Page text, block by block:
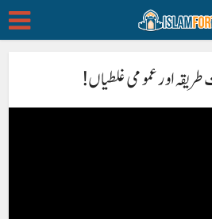
اور عمومی غلطیاں !